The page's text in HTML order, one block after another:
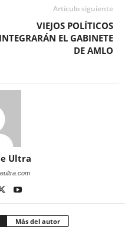
Artículo siguiente
VIEJOS POLÍTICOS
INTEGRARÁN EL GABINETE
DE AMLO
Ultra
Más del autor